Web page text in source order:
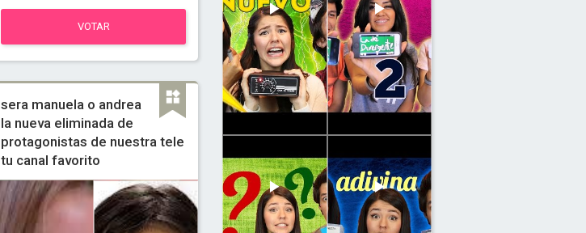
VOTAR
sera manuela o andrea
la nueva eliminada de
protagonistas de nuestra tele
tu canal favorito